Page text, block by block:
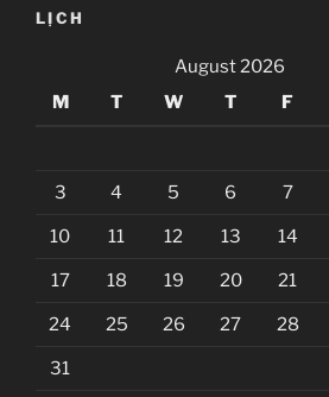
LỊCH
August 2026
M
T W T F
3 4 5 6 7
10 11 12 13 14
17 18 19 20 21
24 25 26 27 28
31